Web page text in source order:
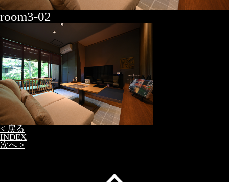
room3-02
< 戻る
INDEX
次へ >